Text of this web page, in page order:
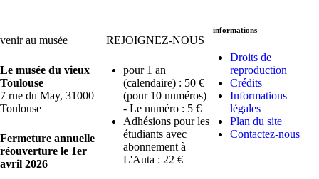
venir au musée
Le musée du vieux
Toulouse
7 rue du May, 31000
Toulouse
Fermeture annuelle
réouverture le 1er
avril 2026
REJOIGNEZ-NOUS
pour 1 an
(calendaire) : 50 €
(pour 10 numéros)
- Le numéro : 5 €
Adhésions pour les
étudiants avec
abonnement à
L'Auta : 22 €
informations
Droits de
reproduction
Crédits
Informations
légales
Plan du site
Contactez-nous